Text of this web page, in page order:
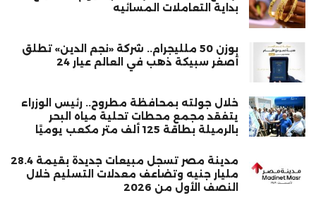
بداية التعاملات المسائيه
بوزن 50 ملليجرام.. شركة «نجم الدين» تطلق
أصغر سبيكة ذهب في العالم عيار 24
خلال جولته بمحافظة مطروح.. رئيس الوزراء
يتفقد مجمع محطات تحلية مياه البحر
بالرميلة بطاقة 125 ألف متر مكعب يوميًا
مدينة مصر تسجل مبيعات جديدة بقيمة 28.4
مليار جنيه وتضاعف معدلات التسليم خلال
النصف الأول من 2026